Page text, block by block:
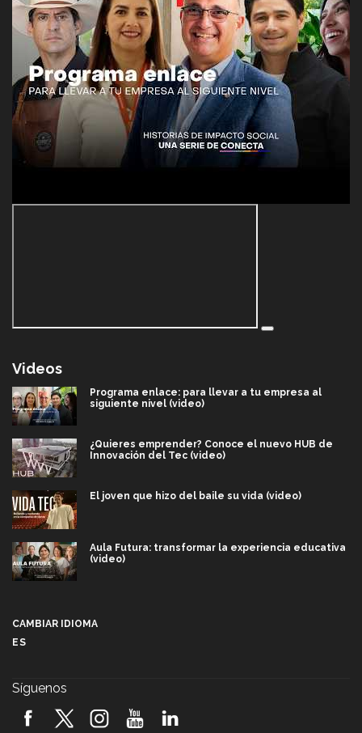
Videos
Programa enlace: para llevar a tu empresa al
siguiente nivel (video)
¿Quieres emprender? Conoce el nuevo HUB de
Innovación del Tec (video)
El joven que hizo del baile su vida (video)
Aula Futura: transformar la experiencia educativa
(video)
2026! (video)
CAMBIAR IDIOMA
ES
Síguenos